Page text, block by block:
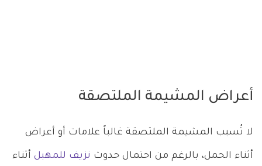
أعراض المشيمة الملتصقة
لا تُسبب المشيمة الملتصقة غالباً علامات أو أعراض
أثناء الحمل، بالرغم من احتمال حدوث نزيف للمهبل أثناء